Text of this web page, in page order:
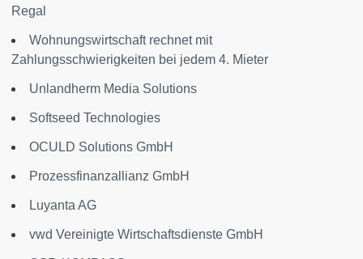
Regal
Wohnungswirtschaft rechnet mit
Zahlungsschwierigkeiten bei jedem 4. Mieter
Unlandherm Media Solutions
Softseed Technologies
OCULD Solutions GmbH
Prozessfinanzallianz GmbH
Luyanta AG
vwd Vereinigte Wirtschaftsdienste GmbH